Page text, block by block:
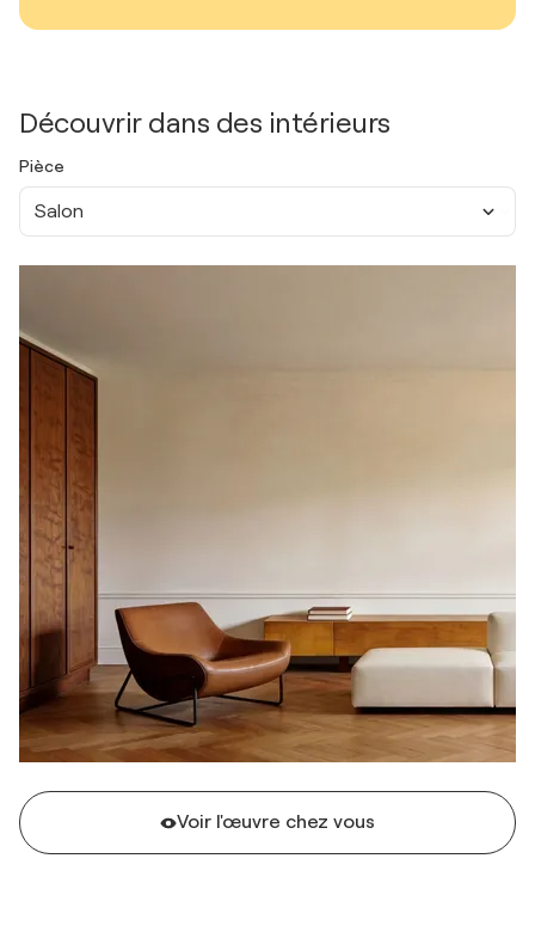
Découvrir dans des intérieurs
Pièce
Salon
Voir l'œuvre chez vous